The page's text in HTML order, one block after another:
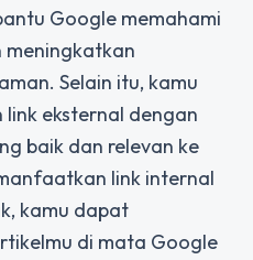
Google memahami
meningkatkan
Selain itu, kamu
eksternal dengan
baik dan relevan ke
link internal
kamu dapat
di mata Google